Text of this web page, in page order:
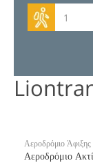
Αεροδρόμιο Άφιξης
Αεροδρόμιο